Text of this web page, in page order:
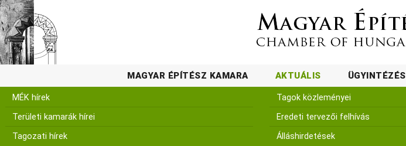
MAGYAR ÉPÍTÉSZ KAMARA AKTUÁLIS ÜGYINTÉZÉS
MÉK hírek
Területi kamarák hírei
Tagozati hírek
Tagok közleményei
Eredeti tervezői felhívás
Álláshirdetések